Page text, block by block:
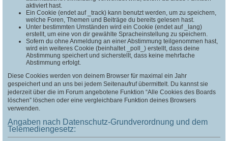
aktiviert hast.
Ein Cookie (endet auf _track) kann benutzt werden, um zu speichern,
welche Foren, Themen und Beiträge du bereits gelesen hast.
Unter bestimmten Umständen wird ein Cookie (endet auf _lang)
erstellt, um eine von dir gewählte Spracheinstellung zu speichern.
Sofern du ohne Anmeldung an einer Abstimmung teilgenommen hast,
wird ein weiteres Cookie (beinhaltet _poll_) erstellt, dass deine
Abstimmung speichert und sicherstellt, dass keine mehrfache
Abstimmung erfolgt.
Diese Cookies werden von deinem Browser für maximal ein Jahr
gespeichert und an uns bei jedem Seitenaufruf übermittelt. Du kannst sie
jederzeit über die im Forum angebotene Funktion “Alle Cookies des Boards
löschen” löschen oder eine vergleichbare Funktion deines Browsers
verwenden.
Angaben nach Datenschutz-Grundverordnung und dem
Telemediengesetz: